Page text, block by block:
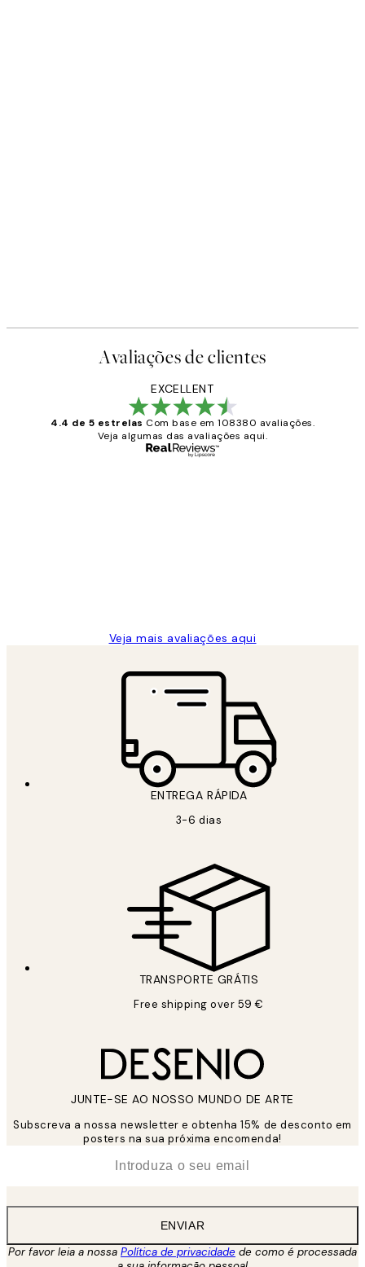
Avaliações de clientes
EXCELLENT
4.4 de 5 estrelas Com base em 108380 avaliações.
Veja algumas das avaliações aqui.
Veja mais avaliações aqui
ENTREGA RÁPIDA
3-6 dias
TRANSPORTE GRÁTIS
Free shipping over 59 €
JUNTE-SE AO NOSSO MUNDO DE ARTE
Subscreva a nossa newsletter e obtenha 15% de desconto em
posters na sua próxima encomenda!
ENVIAR
Por favor leia a nossa Política de privacidade de como é processada